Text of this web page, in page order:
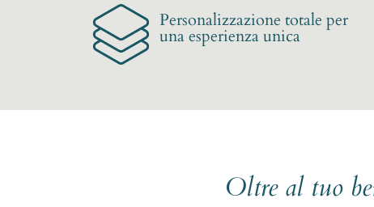
Personalizzazione totale per
una esperienza unica
Oltre al tuo